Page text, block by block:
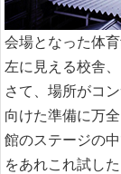
会場となった体
左に見える校舎
さて、場所がコ
向けた準備に万
館のステージの
をあれこれ試し